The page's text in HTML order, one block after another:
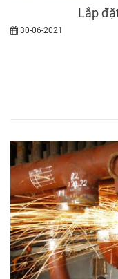
Lắp
30-06-2021